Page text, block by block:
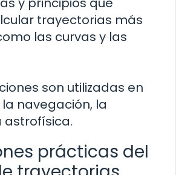
trayectorias más
las curvas y las
son utilizadas en
navegación, la
astrofísica.
prácticas del